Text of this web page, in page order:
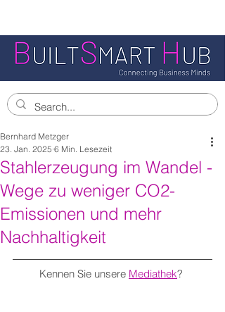
Stahlerzeugung im Wandel -
Wege zu weniger CO2-
Emissionen und mehr
Nachhaltigkeit
Bernhard Metzger
23. Jan. 2025 6 Min. Lesezeit
Kennen Sie unsere Mediathek?